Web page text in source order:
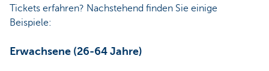
Tickets erfahren? Nachstehend finden Sie einige
Beispiele:
Erwachsene (26-64 Jahre)